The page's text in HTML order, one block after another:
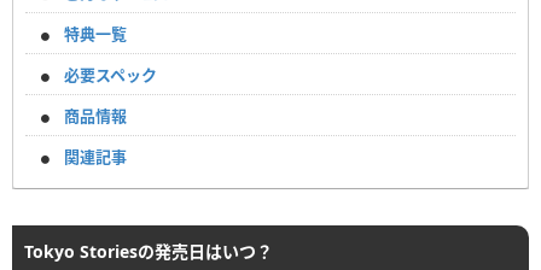
特典一覧
必要スペック
商品情報
関連記事
Tokyo Storiesの発売日はいつ？